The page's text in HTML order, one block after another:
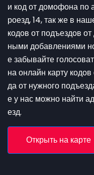
и код от домофона по
роезд, 14, так же в
кодов от подъездов
ными добавлениями
е забывайте
на онлайн карту
да от нужного
е у нас можно найти
езд.
Открыть на карте